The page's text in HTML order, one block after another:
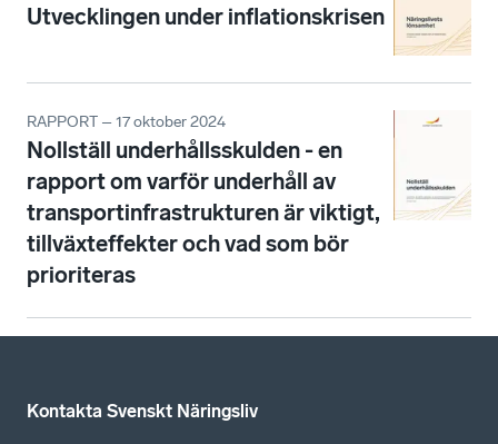
Utvecklingen under inflationskrisen
RAPPORT – 17 oktober 2024
Nollställ underhållsskulden - en
rapport om varför underhåll av
transportinfrastrukturen är viktigt,
tillväxteffekter och vad som bör
prioriteras
Kontakta Svenskt Näringsliv